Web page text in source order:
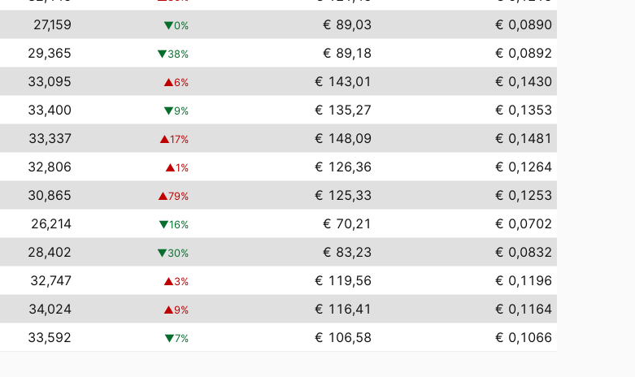
27,159 ▼0% € 89,03
€ 0,0890
29,365 ▼38% € 89,18
€ 0,0892
33,095 ▲6% € 143,01
€ 0,1430
33,400 ▼9% € 135,27
€ 0,1353
33,337 ▲17% € 148,09
€ 0,1481
32,806 ▲1% € 126,36
€ 0,1264
30,865 ▲79% € 125,33
€ 0,1253
26,214 ▼16% € 70,21
€ 0,0702
28,402 ▼30% € 83,23
€ 0,0832
32,747 ▲3% € 119,56
€ 0,1196
34,024 ▲9% € 116,41
€ 0,1164
33,592 ▼7% € 106,58 € 0,1066